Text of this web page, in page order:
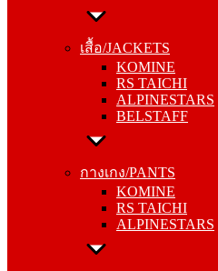
เสื้อ/JACKETS
KOMINE
RS TAICHI
ALPINESTARS
BELSTAFF
กางเกง/PANTS
KOMINE
RS TAICHI
ALPINESTARS
เสื้อ/JACKETS
RS TAICHI
ALPINESTARS
BELSTAFF
กางเกง/PANTS
RS TAICHI
ALPINESTARS
ถุงมือ/GLOVES